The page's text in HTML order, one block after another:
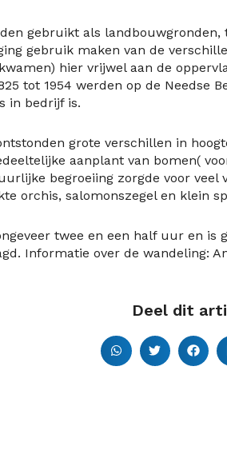
gebruikt als
gebruik maken van de
hier vrijwel aan de
tot 1954 werden op de Needse
in bedrijf is.
grote verschillen in
aanplant van bomen(
begroeiing zorgde voor
orchis, salomonszegel en klein
twee en een half uur en is
Informatie over de wandeling:
Deel dit